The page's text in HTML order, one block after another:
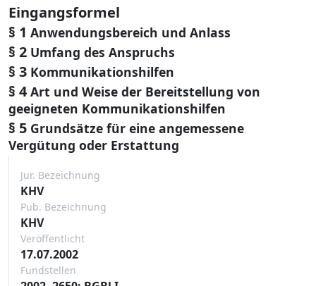
Eingangsformel
§ 1 Anwendungsbereich und Anlass
§ 2 Umfang des Anspruchs
§ 3 Kommunikationshilfen
§ 4 Art und Weise der Bereitstellung von
geeigneten Kommunikationshilfen
§ 5 Grundsätze für eine angemessene
Vergütung oder Erstattung
Jur. Bezeichnung
KHV
Pub. Bezeichnung
KHV
Veröffentlicht
17.07.2002
Fundstellen